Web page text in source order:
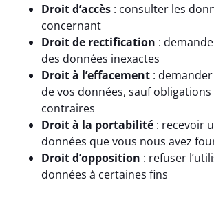
Droit d’accès : consulter les
concernant
Droit de rectification :
des données inexactes
Droit à l’effacement :
de vos données, sauf obligations
contraires
Droit à la portabilité : recevoir
données que vous nous avez
Droit d’opposition : refuser
données à certaines fins